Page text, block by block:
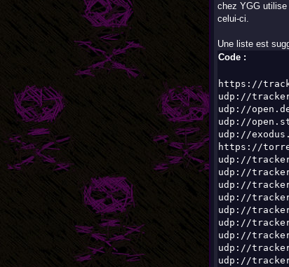
chez YGG
celui-ci.
Une liste est
Code :
https://
udp://
udp://
udp://
udp://
https://
udp://
udp://
udp://
udp://
udp://
udp://
udp://
udp://
udp://